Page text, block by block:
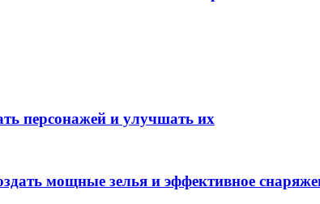
персонажей и улучшать их
мощные зелья и эффективное